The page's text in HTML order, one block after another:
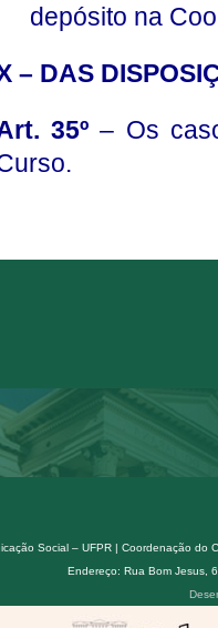
depósito na
– DAS
35º – Os
Social – UFPR | Coordenação do
Endereço: Rua Bom Jesus,